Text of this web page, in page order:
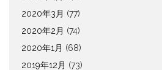
2020年3月 (77)
2020年2月 (74)
2020年1月 (68)
2019年12月 (73)